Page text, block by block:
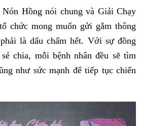
Hồng nói chung và Giải Chạy
chức mong muốn gửi gắm thông
là dấu chấm hết. Với sự đồng
chia, mỗi bệnh nhân đều sẽ tìm
như sức mạnh để tiếp tục chiến